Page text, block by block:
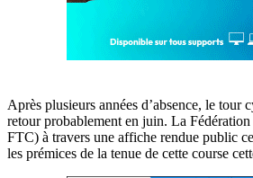
Après plusieurs années d’absence, le tour
retour probablement en juin. La
FTC) à travers une affiche rendue public
les prémices de la tenue de cette course